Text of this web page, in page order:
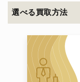
選べる買取方法